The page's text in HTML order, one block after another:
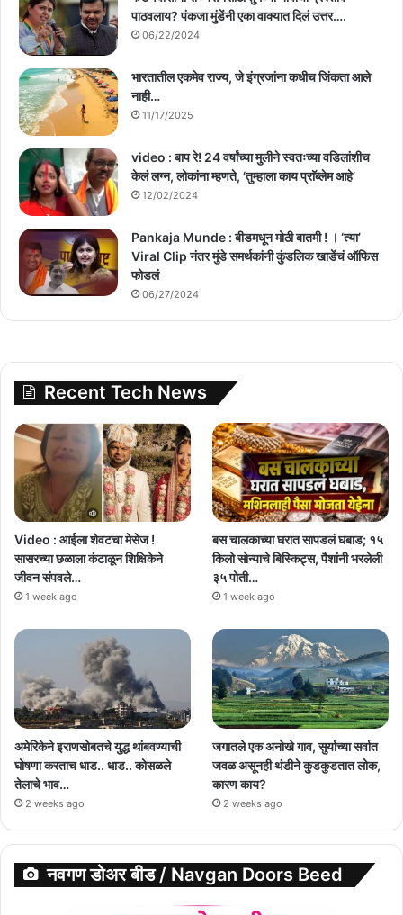
पाठवलाय? पंकजा मुंडेंनी एका वाक्यात दिलं उत्तर….
06/22/2024
भारतातील एकमेव राज्य, जे इंग्रजांना कधीच जिंकता आले
नाही…
11/17/2025
video : बाप रे! 24 वर्षांच्या मुलीने स्वतःच्या वडिलांशीच
केलं लग्न, लोकांना म्हणते, ‘तुम्हाला काय प्राॅब्लेम आहे’
12/02/2024
Pankaja Munde : बीडमधून मोठी बातमी ! । ‘त्या’
Viral Clip नंतर मुंडे समर्थकांनी कुंडलिक खाडेंचं ऑफिस
फोडलं
06/27/2024
Recent Tech News
Video : आईला शेवटचा मेसेज !
सासरच्या छळाला कंटाळून शिक्षिकेने
जीवन संपवले…
1 week ago
बस चालकाच्या घरात सापडलं घबाड; १५
किलो सोन्याचे बिस्किट्स, पैशांनी भरलेली
३५ पोती…
1 week ago
अमेरिकेने इराणसोबतचे युद्ध थांबवण्याची
घोषणा करताच धाड.. धाड.. कोसळले
तेलाचे भाव…
2 weeks ago
जगातले एक अनोखे गाव, सुर्याच्या सर्वात
जवळ असूनही थंडीने कुडकुडतात लोक,
कारण काय?
2 weeks ago
नवगण डोअर बीड / Navgan Doors Beed